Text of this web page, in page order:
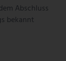
Abschluss
bekannt